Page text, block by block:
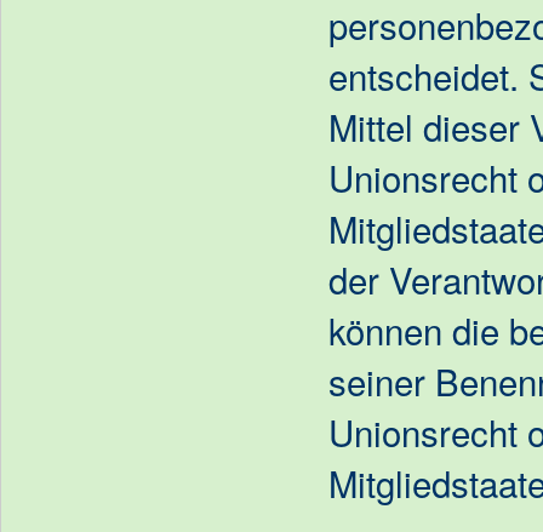
entscheidet.
Mittel dieser
Unionsrecht
der
können die
seiner
Unionsrecht